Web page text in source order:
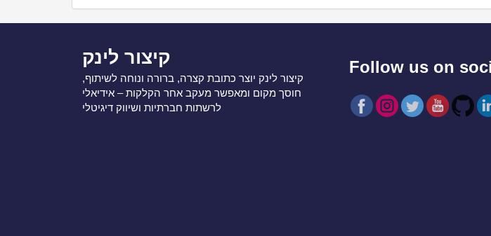
קיצור לינק
קיצור לינק יוצר כתובת קצרה, ברורה ונוחה לשיתוף,
חוסך מקום ומאפשר מעקב אחר הקלקות – אידיאלי
לרשתות חברתיות ושיווק דיגיטלי
Follow us on